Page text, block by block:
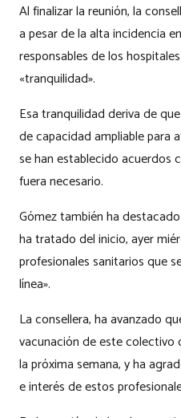
Al finalizar la reunión, la
a pesar de la alta incidencia
responsables de los
«tranquilidad».
Esa tranquilidad deriva de
de capacidad ampliable para
se han establecido acuerdos
fuera necesario.
Gómez también ha
ha tratado del inicio, ayer
profesionales sanitarios que
línea».
La consellera, ha avanzado
vacunación de este colectivo
la próxima semana, y ha
e interés de estos